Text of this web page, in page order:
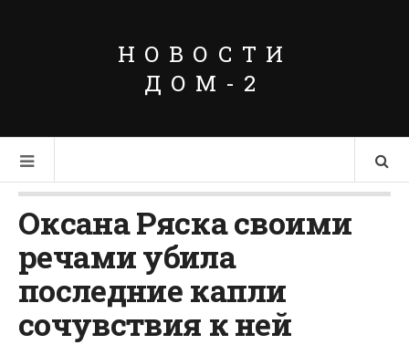
НОВОСТИ
ДОМ-2
Оксана Ряска своими
речами убила
последние капли
сочувствия к ней